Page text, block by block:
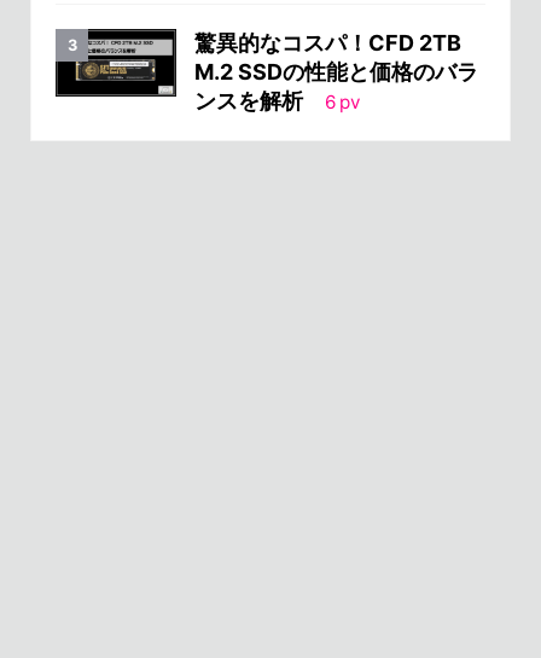
驚異的なコスパ！CFD 2TB
M.2 SSDの性能と価格のバラ
ンスを解析
6 pv